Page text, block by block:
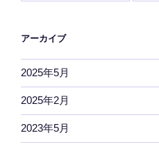
アーカイブ
2025年5月
2025年2月
2023年5月